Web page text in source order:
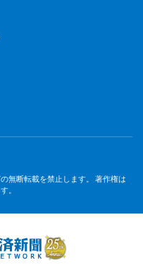
無断転載を禁止します。 著作権は
。